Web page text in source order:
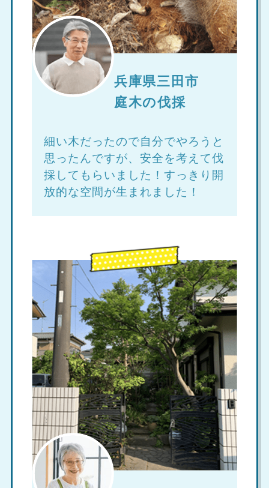
兵庫県三田市
庭木の伐採
細い木だったので自分でやろうと
思ったんですが、安全を考えて伐
採してもらいました！すっきり開
放的な空間が生まれました！